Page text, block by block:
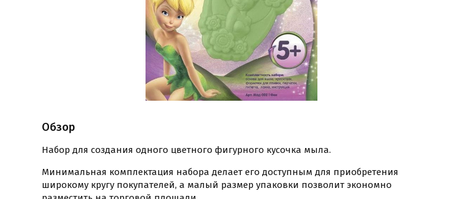
Обзор
Набор для создания одного цветного фигурного кусочка мыла.
Минимальная комплектация набора делает его доступным для приобретения
широкому кругу покупателей, а малый размер упаковки позволит экономно